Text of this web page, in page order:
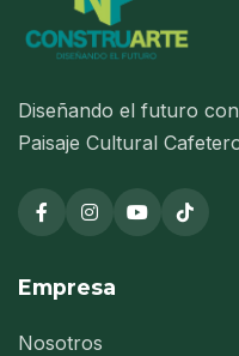
Diseñando el futuro
Paisaje Cultural
Empresa
Nosotros